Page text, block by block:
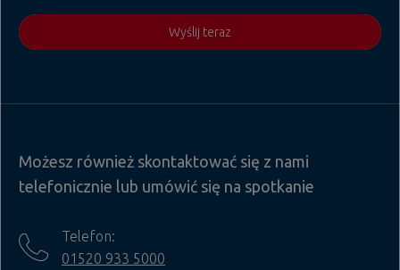
Wyślij teraz
Możesz również skontaktować się z nami
telefonicznie lub umówić się na spotkanie
Telefon:
01520 933 5000